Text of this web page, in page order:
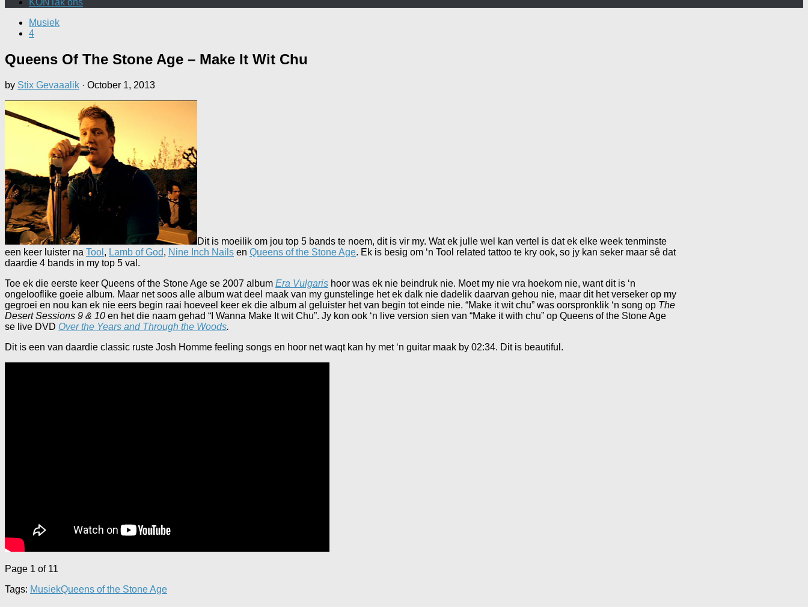
KONTak ons
Musiek
4
Queens Of The Stone Age – Make It Wit Chu
by Stix Gevaaalik · October 1, 2013
Dit is moeilik om jou top 5 bands te noem, dit is vir my. Wat ek julle wel kan vertel is dat ek elke week tenminste
een keer luister na Tool , Lamb of God, Nine Inch Nails en Queens of the Stone Age. Ek is besig om ‘n Tool related tattoo te kry ook, so jy kan seker maar sê dat
daardie 4 bands in my top 5 val.
Toe ek die eerste keer Queens of the Stone Age se 2007 album Era Vulgaris hoor was ek nie beindruk nie. Moet my nie vra hoekom nie, want dit is ‘n
ongelooflike goeie album. Maar net soos alle album wat deel maak van my gunstelinge het ek dalk nie dadelik daarvan gehou nie, maar dit het verseker op my
gegroei en nou kan ek nie eers begin raai hoeveel keer ek die album al geluister het van begin tot einde nie. “Make it wit chu” was oorspronklik ‘n song op The
Desert Sessions 9 & 10 en het die naam gehad “I Wanna Make It wit Chu”. Jy kon ook ‘n live version sien van “Make it with chu” op Queens of the Stone Age
se live DVD Over the Years and Through the Woods.
Dit is een van daardie classic ruste Josh Homme feeling songs en hoor net waqt kan hy met ‘n guitar maak by 02:34. Dit is beautiful.
Page 1 of 11
Tags: MusiekQueens of the Stone Age